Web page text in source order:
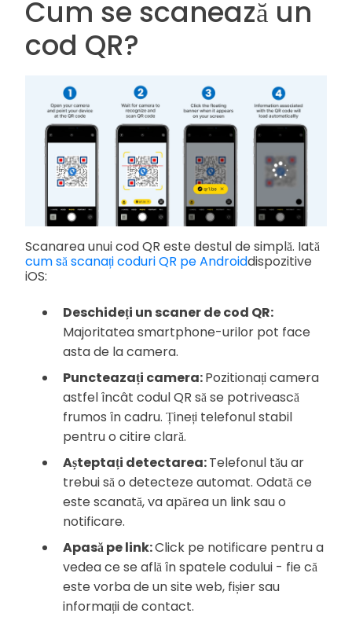
Cum se scanează un
cod QR?
Scanarea unui cod QR este destul de simplă. Iată
cum să scanați coduri QR pe Androiddispozitive
iOS:
Deschideți un scaner de cod QR:
Majoritatea smartphone-urilor pot face
asta de la camera.
Puncteazați camera:Pozitionați camera
astfel încât codul QR să se potrivească
frumos în cadru. Țineți telefonul stabil
pentru o citire clară.
Așteptați detectarea:Telefonul tău ar
trebui să o detecteze automat. Odată ce
este scanată, va apărea un link sau o
notificare.
Apasă pe link:Click pe notificare pentru a
vedea ce se află în spatele codului - fie că
este vorba de un site web, fișier sau
informații de contact.